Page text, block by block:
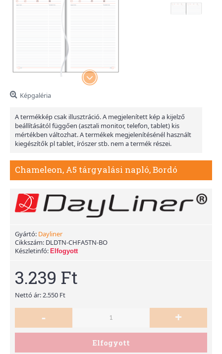
Képgaléria
A termékkép csak illusztráció. A megjelenített kép a kijelző
beállításától függően (asztali monitor, telefon, tablet) kis
mértékben változhat. A termékek megjelenítésénél használt
kiegészítők pl tablet, írószer stb. nem a termék részei.
Chameleon, A5 tárgyalási napló, Bordó
Gyártó: Dayliner
Cikkszám: DLDTN-CHFA5TN-BO
Készletinfó: Elfogyott
3.239 Ft
Nettó ár: 2.550 Ft
- +
Elfogyott